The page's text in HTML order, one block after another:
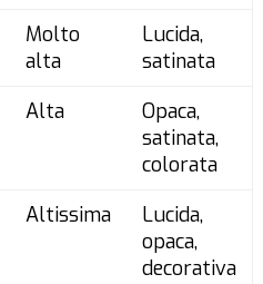
Molto
alta
Lucida,
satinata
Alta
Opaca,
satinata,
colorata
Altissima
Lucida,
opaca,
decorativa